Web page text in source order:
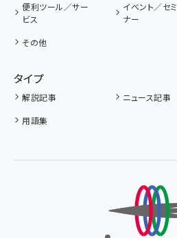
便利ツール／サー
ビス
イベント／セミ
ナー
その他
タイプ
解説記事 ニュース記事
用語集